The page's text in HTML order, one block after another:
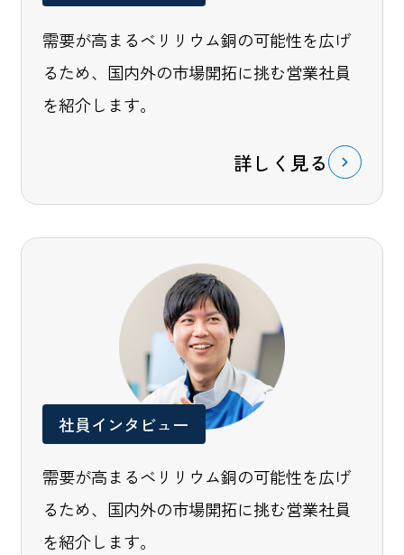
需要が高まるベリリウム銅の可能性を広げ
るため、国内外の市場開拓に挑む営業社員
を紹介します。
詳しく見る
社員インタビュー
需要が高まるベリリウム銅の可能性を広げ
るため、国内外の市場開拓に挑む営業社員
を紹介します。